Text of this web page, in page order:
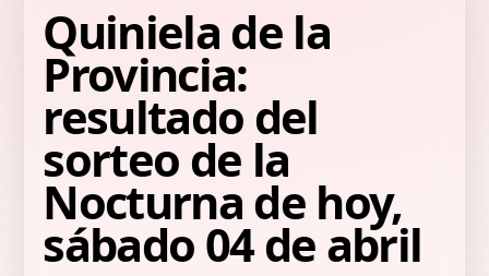
Quiniela de la
Provincia:
resultado del
sorteo de la
Nocturna de hoy,
sábado 04 de abril